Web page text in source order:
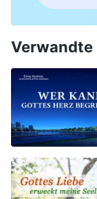
Verwandte